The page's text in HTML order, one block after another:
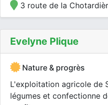
3 route de la
Evelyne Plique
Nature & progrès
L'exploitation agricole de
légumes et confectionne